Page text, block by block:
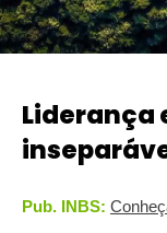
Liderança
Pub. INBS: